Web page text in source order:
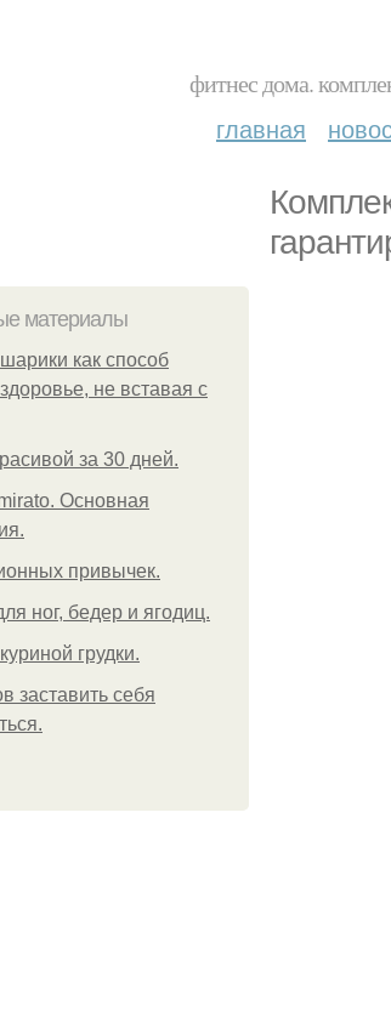
фитнес дома.
главная
материалы
как способ
не вставая с
за 30 дней.
Основная
привычек.
ног, бедер и ягодиц.
грудки.
заставить себя